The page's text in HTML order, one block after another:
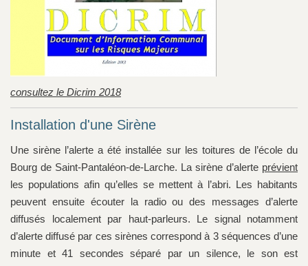
consultez le Dicrim 2018
Installation d'une Sirène
Une sirène l’alerte a été installée sur les toitures de l’école du
Bourg de Saint-Pantaléon-de-Larche. La sirène d’alerte prévient
les populations afin qu’elles se mettent à l’abri. Les habitants
peuvent ensuite écouter la radio ou des messages d’alerte
diffusés localement par haut-parleurs. Le signal notamment
d’alerte diffusé par ces sirènes correspond à 3 séquences d’une
minute et 41 secondes séparé par un silence, le son est